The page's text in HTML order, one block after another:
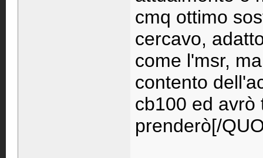
cmq ottimo
cercavo,
come l'msr,
contento
cb100 ed
prenderò[/